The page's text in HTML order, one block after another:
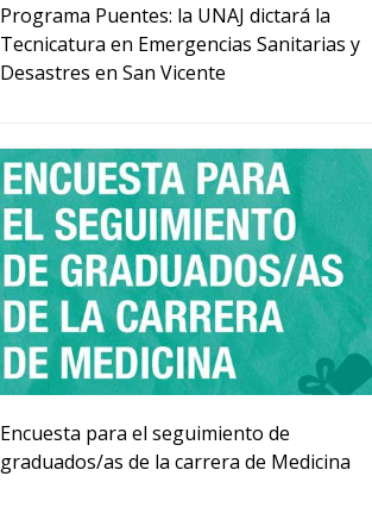
Programa Puentes: la UNAJ dictará la
Tecnicatura en Emergencias Sanitarias y
Desastres en San Vicente
Encuesta para el seguimiento de
graduados/as de la carrera de Medicina